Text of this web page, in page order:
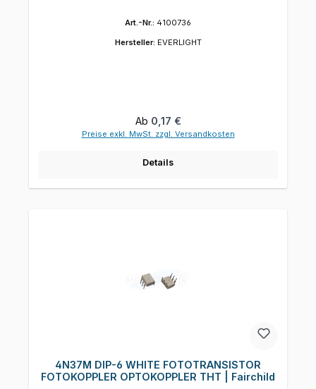
Art.-Nr.: 4100736
Hersteller: EVERLIGHT
Regulärer Preis:
Ab 0,17 €
Preise exkl. MwSt. zzgl. Versandkosten
Details
4N37M DIP-6 WHITE FOTOTRANSISTOR
FOTOKOPPLER OPTOKOPPLER THT | Fairchild